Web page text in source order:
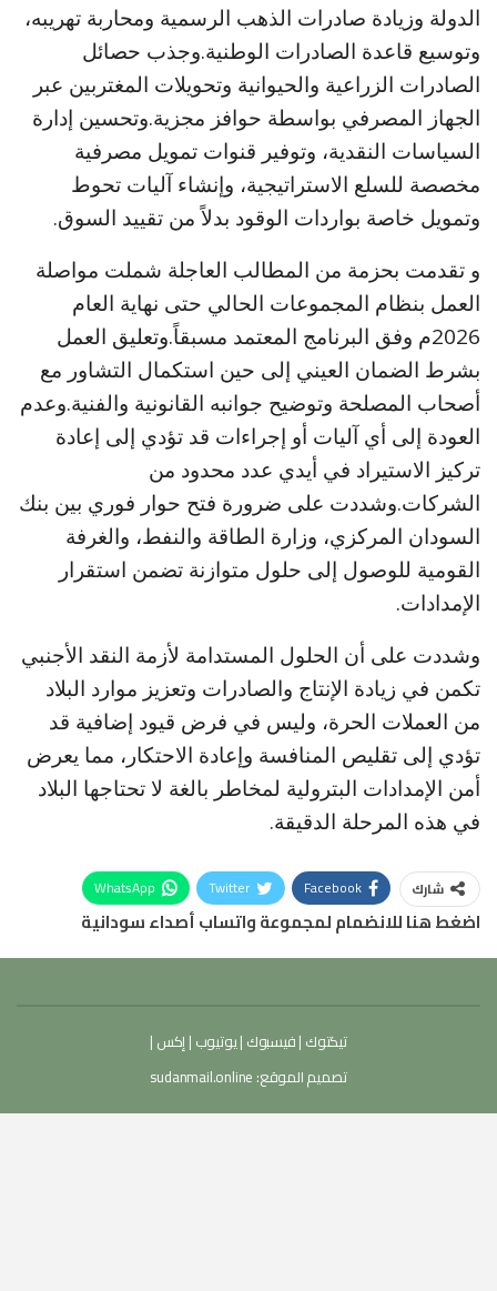
الدولة وزيادة صادرات الذهب الرسمية ومحاربة تهريبه،
وتوسيع قاعدة الصادرات الوطنية.وجذب حصائل
الصادرات الزراعية والحيوانية وتحويلات المغتربين عبر
الجهاز المصرفي بواسطة حوافز مجزية.وتحسين إدارة
السياسات النقدية، وتوفير قنوات تمويل مصرفية
مخصصة للسلع الاستراتيجية، وإنشاء آليات تحوط
وتمويل خاصة بواردات الوقود بدلاً من تقييد السوق.
و تقدمت بحزمة من المطالب العاجلة شملت مواصلة
العمل بنظام المجموعات الحالي حتى نهاية العام
2026م وفق البرنامج المعتمد مسبقاً.وتعليق العمل
بشرط الضمان العيني إلى حين استكمال التشاور مع
أصحاب المصلحة وتوضيح جوانبه القانونية والفنية.وعدم
العودة إلى أي آليات أو إجراءات قد تؤدي إلى إعادة
تركيز الاستيراد في أيدي عدد محدود من
الشركات.وشددت على ضرورة فتح حوار فوري بين بنك
السودان المركزي، وزارة الطاقة والنفط، والغرفة
القومية للوصول إلى حلول متوازنة تضمن استقرار
الإمدادات.
وشددت على أن الحلول المستدامة لأزمة النقد الأجنبي
تكمن في زيادة الإنتاج والصادرات وتعزيز موارد البلاد
من العملات الحرة، وليس في فرض قيود إضافية قد
تؤدي إلى تقليص المنافسة وإعادة الاحتكار، مما يعرض
أمن الإمدادات البترولية لمخاطر بالغة لا تحتاجها البلاد
في هذه المرحلة الدقيقة.
شارك Facebook
Twitter
WhatsApp
اضغط هنا للانضمام لمجموعة واتساب أصداء سودانية
تيكتوك |فيسبوك |يوتيوب |إكس |
تصميم الموقع: sudanmail.online